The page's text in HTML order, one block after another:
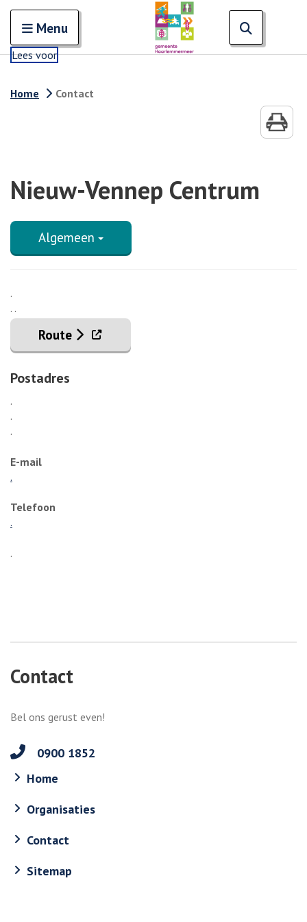
Open en sluit het
Menu
Lees voor
Home Contact
Nieuw-Vennep Centrum
Algemeen
.
. .
Route . Externe link
Postadres
.
.
.
E-mail
.
Telefoon
.
.
Contact
Bel ons gerust even!
0900 1852
Home
Organisaties
Contact
Sitemap